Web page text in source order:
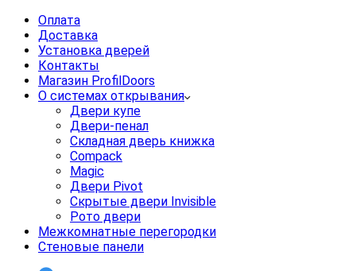
Оплата
Доставка
Установка дверей
Контакты
Магазин ProfilDoors
О системах открывания
Двери купе
Двери-пенал
Складная дверь книжка
Compack
Magic
Двери Pivot
Скрытые двери Invisible
Рото двери
Межкомнатные перегородки
Стеновые панели